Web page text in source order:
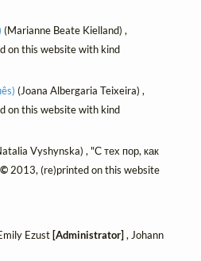
(Marianne Beate Kielland) ,
on this website with kind
(Joana Albergaria Teixeira) ,
on this website with kind
Vyshynska) , "С тех пор, как
2013, (re)printed on this website
Ezust [Administrator] , Johann